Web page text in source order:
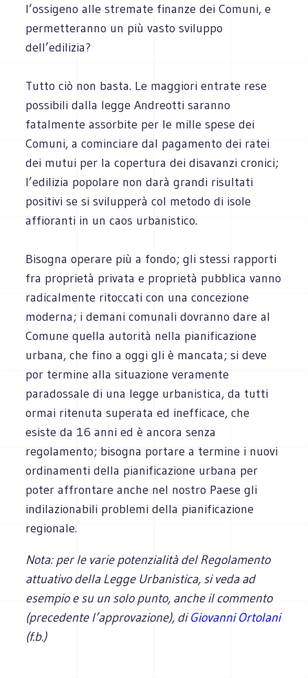
l’ossigeno alle stremate finanze dei Comuni, e
permetteranno un più vasto sviluppo
dell’edilizia?
Tutto ciò non basta. Le maggiori entrate rese
possibili dalla legge Andreotti saranno
fatalmente assorbite per le mille spese dei
Comuni, a cominciare dal pagamento dei ratei
dei mutui per la copertura dei disavanzi cronici;
l’edilizia popolare non darà grandi risultati
positivi se si svilupperà col metodo di isole
affioranti in un caos urbanistico.
Bisogna operare più a fondo; gli stessi rapporti
fra proprietà privata e proprietà pubblica vanno
radicalmente ritoccati con una concezione
moderna; i demani comunali dovranno dare al
Comune quella autorità nella pianificazione
urbana, che fino a oggi gli è mancata; si deve
por termine alla situazione veramente
paradossale di una legge urbanistica, da tutti
ormai ritenuta superata ed inefficace, che
esiste da 16 anni ed è ancora senza
regolamento; bisogna portare a termine i nuovi
ordinamenti della pianificazione urbana per
poter affrontare anche nel nostro Paese gli
indilazionabili problemi della pianificazione
regionale.
Nota: per le varie potenzialità del Regolamento
attuativo della Legge Urbanistica, si veda ad
esempio e su un solo punto, anche il commento
(precedente l’approvazione), diGiovanni Ortolani
(f.b.)